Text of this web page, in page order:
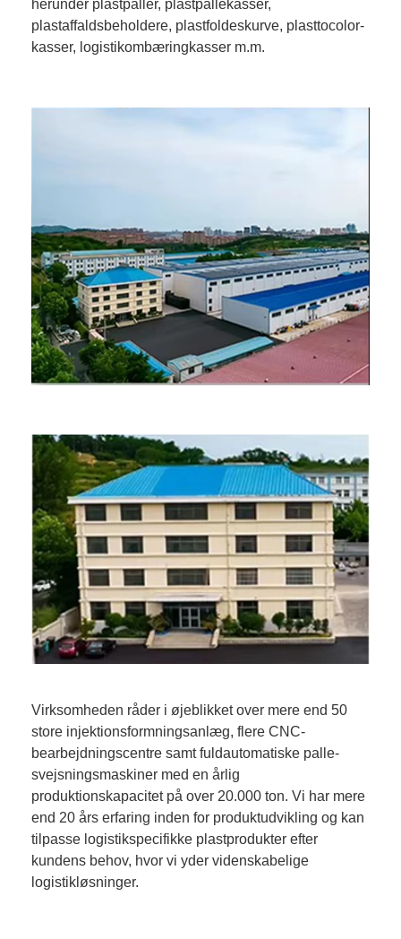
herunder plastpaller, plastpallekasser,
plastaffaldsbeholdere, plastfoldeskurve, plasttocolor-
kasser, logistikombæringkasser m.m.
Virksomheden råder i øjeblikket over mere end 50
store injektionsformningsanlæg, flere CNC-
bearbejdningscentre samt fuldautomatiske palle-
svejsningsmaskiner med en årlig
produktionskapacitet på over 20.000 ton. Vi har mere
end 20 års erfaring inden for produktudvikling og kan
tilpasse logistikspecifikke plastprodukter efter
kundens behov, hvor vi yder videnskabelige
logistikløsninger.